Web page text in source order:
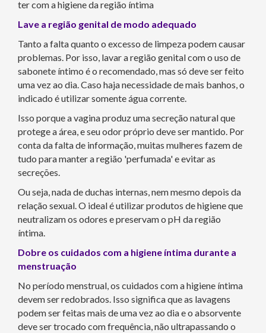
ter com a higiene da região íntima
Lave a região genital de modo adequado
Tanto a falta quanto o excesso de limpeza podem causar
problemas. Por isso, lavar a região genital com o uso de
sabonete íntimo é o recomendado, mas só deve ser feito
uma vez ao dia. Caso haja necessidade de mais banhos, o
indicado é utilizar somente água corrente.
Isso porque a vagina produz uma secreção natural que
protege a área, e seu odor próprio deve ser mantido. Por
conta da falta de informação, muitas mulheres fazem de
tudo para manter a região 'perfumada' e evitar as
secreções.
Ou seja, nada de duchas internas, nem mesmo depois da
relação sexual. O ideal é utilizar produtos de higiene que
neutralizam os odores e preservam o pH da região
íntima.
Dobre os cuidados com a higiene íntima durante a
menstruação
No período menstrual, os cuidados com a higiene íntima
devem ser redobrados. Isso significa que as lavagens
podem ser feitas mais de uma vez ao dia e o absorvente
deve ser trocado com frequência, não ultrapassando o